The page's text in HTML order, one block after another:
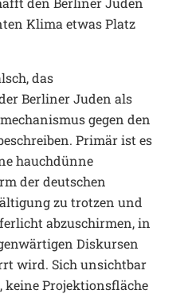
Klima etwas Platz
das
Berliner Juden als
gegen den
Primär ist es
hauchdünne
der deutschen
zu trotzen und
abzuschirmen, in
Diskursen
wird. Sich unsichtbar
keine Projektionsfläche